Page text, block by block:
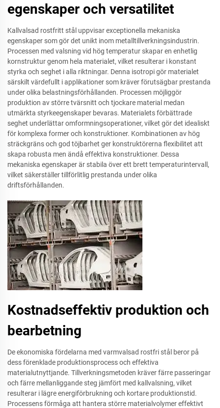
egenskaper och versatilitet
Kallvalsad rostfritt stål uppvisar exceptionella mekaniska
egenskaper som gör det unikt inom metalltillverkningsindustrin.
Processen med valsning vid hög temperatur skapar en enhetlig
kornstruktur genom hela materialet, vilket resulterar i konstant
styrka och seghet i alla riktningar. Denna isotropi gör materialet
särskilt värdefullt i applikationer som kräver förutsägbar prestanda
under olika belastningsförhållanden. Processen möjliggör
produktion av större tvärsnitt och tjockare material medan
utmärkta styrkeegenskaper bevaras. Materialets förbättrade
seghet underlättar omformningsoperationer, vilket gör det idealiskt
för komplexa former och konstruktioner. Kombinationen av hög
sträckgräns och god töjbarhet ger konstruktörerna flexibilitet att
skapa robusta men ändå effektiva konstruktioner. Dessa
mekaniska egenskaper är stabila över ett brett temperaturintervall,
vilket säkerställer tillförlitlig prestanda under olika
driftsförhållanden.
Kostnadseffektiv produktion och
bearbetning
De ekonomiska fördelarna med varmvalsad rostfri stål beror på
dess förenklade produktionsprocess och effektiva
materialutnyttjande. Tillverkningsmetoden kräver färre passeringar
och färre mellanliggande steg jämfört med kallvalsning, vilket
resulterar i lägre energiförbrukning och kortare produktionstid.
Processens förmåga att hantera större materialvolymer effektivt